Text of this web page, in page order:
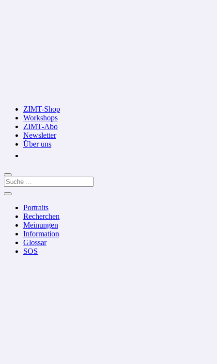
ZIMT-Shop
Workshops
ZIMT-Abo
Newsletter
Über uns
Portraits
Recherchen
Meinungen
Information
Glossar
SOS